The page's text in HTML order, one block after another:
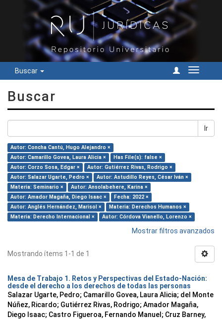
Buscar
Cambiar
Buscar
Ir
Autor: Concha Cantú, Hugo Alejandro ×
Autor: Camarillo Govea, Laura Alicia ×
Has File(s): false ×
Autor: Corzo Sosa, Edgar ×
Autor: Gutiérrez Rivas, Rodrigo ×
Autor: Salazar Ugarte, Pedro ×
Autor: Astudillo Reyes, César Iván ×
Materia: Seminario ×
Autor: Ansolabehere, Karina ×
Autor: Amador Magaña, Diego Isaac ×
Fecha: 2022 ×
Autor: Anglés Hernández, Marisol ×
Materia: Derechos Humanos ×
Materia: Derecho Internacional ×
Autor: Córdova Vianello, Lorenzo ×
Mostrar filtros avanzados
Mostrando ítems 1-1 de 1
Mesa de Trabajo 1. Retos y Perspectivas del Estado-Nación:
desde el derecho a los derechos de todas las personas
Salazar Ugarte, Pedro; Camarillo Govea, Laura Alicia; del Monte
Núñez, Ricardo; Gutiérrez Rivas, Rodrigo; Amador Magaña,
Diego Isaac; Castro Figueroa, Fernando Manuel ; Cruz Barney,